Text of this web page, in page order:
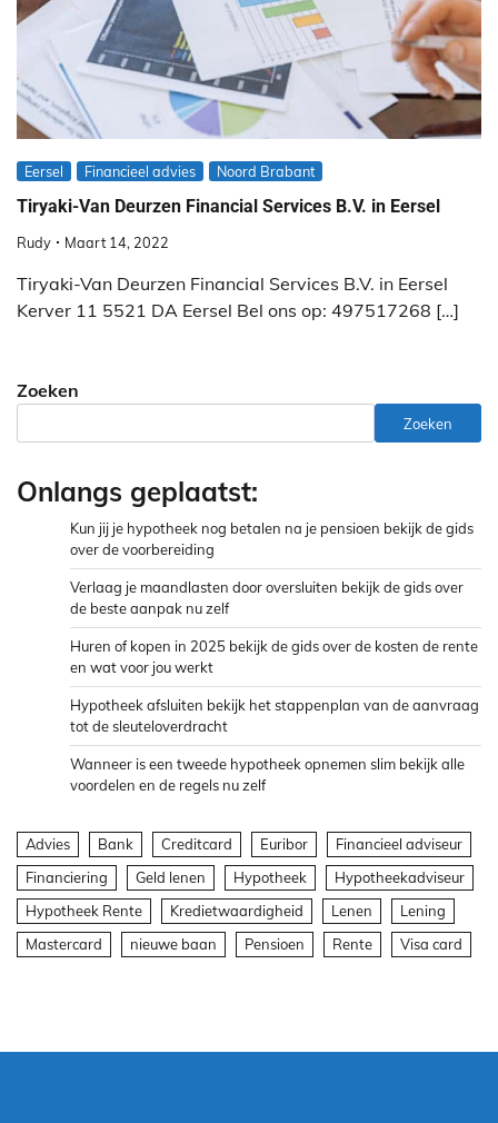
Eersel Financieel advies Noord Brabant
Tiryaki-Van Deurzen Financial Services B.V. in Eersel
Rudy Maart 14, 2022
Tiryaki-Van Deurzen Financial Services B.V. in Eersel
Kerver 11 5521 DA Eersel Bel ons op: 497517268 […]
Zoeken
Zoeken
Onlangs geplaatst:
Kun jij je hypotheek nog betalen na je pensioen bekijk de gids
over de voorbereiding
Verlaag je maandlasten door oversluiten bekijk de gids over
de beste aanpak nu zelf
Huren of kopen in 2025 bekijk de gids over de kosten de rente
en wat voor jou werkt
Hypotheek afsluiten bekijk het stappenplan van de aanvraag
tot de sleuteloverdracht
Wanneer is een tweede hypotheek opnemen slim bekijk alle
voordelen en de regels nu zelf
Advies Bank Creditcard Euribor
Financieel adviseur
Financiering
Geld lenen Hypotheek
Hypotheekadviseur
Hypotheek Rente
Kredietwaardigheid Lenen
Lening
Mastercard
nieuwe baan Pensioen Rente Visa card